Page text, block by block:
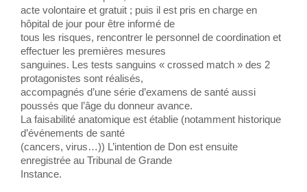
acte volontaire et gratuit ; puis il est pris en charge en
hôpital de jour pour être informé de
tous les risques, rencontrer le personnel de coordination et
effectuer les premières mesures
sanguines. Les tests sanguins « crossed match » des 2
protagonistes sont réalisés,
accompagnés d’une série d’examens de santé aussi
poussés que l’âge du donneur avance.
La faisabilité anatomique est établie (notamment historique
d’événements de santé
(cancers, virus…)) L’intention de Don est ensuite
enregistrée au Tribunal de Grande
Instance.